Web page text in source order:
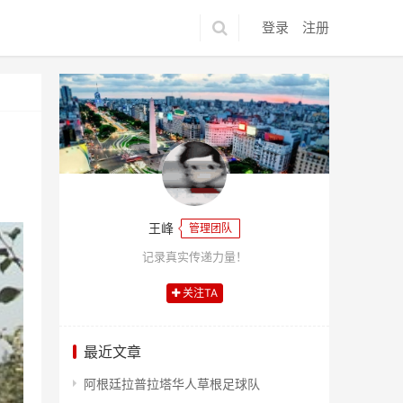
登录 注册
王峰 管理团队
记录真实传递力量！
关注TA
最近文章
阿根廷拉普拉塔华人草根足球队